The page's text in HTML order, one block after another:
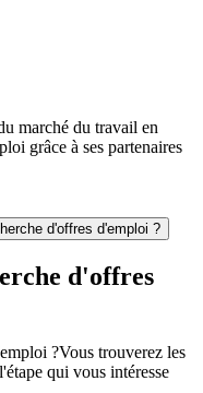
marché du travail en
grâce à ses partenaires
d'offres d'emploi ?
d'offres
?Vous trouverez les
qui vous intéresse